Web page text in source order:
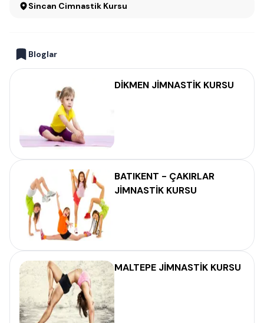
Sincan Cimnastik Kursu
Bloglar
DİKMEN JİMNASTİK KURSU
BATIKENT - ÇAKIRLAR
JİMNASTİK KURSU
MALTEPE JİMNASTİK KURSU